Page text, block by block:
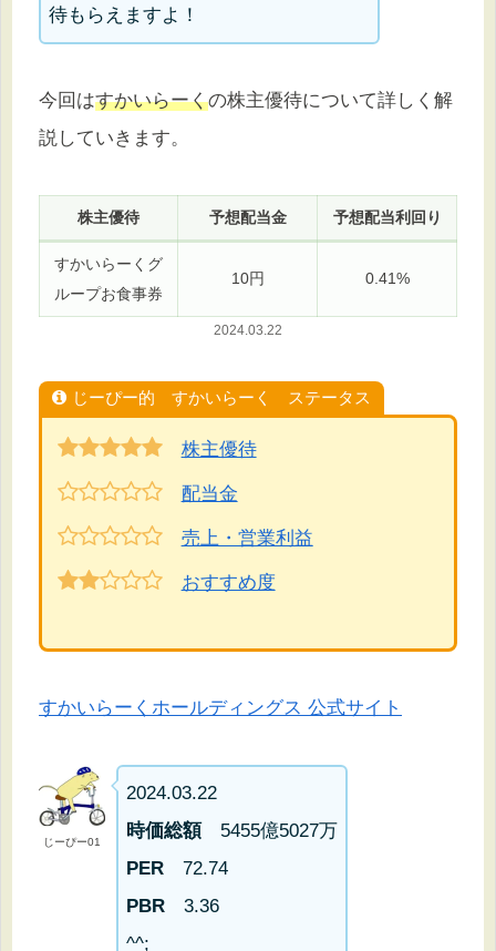
待もらえますよ！
今回はすかいらーくの株主優待について詳しく解
説していきます。
株主優待 予想配当金 予想配当利回り
すかいらーくグ
ループお食事券
10円 0.41%
2024.03.22
じーぴー的 すかいらーく ステータス
株主優待
配当金
売上・営業利益
おすすめ度
すかいらーくホールディングス 公式サイト
じーぴー01
2024.03.22
時価総額5455億5027万
PER 72.74
PBR 3.36
^^;